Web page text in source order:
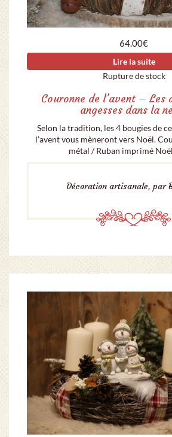
64.00€
Lire la suite
Rupture de stock
Couronne de l’avent – Les
angesses dans la
Selon la tradition, les 4 bougies de
l’avent vous mèneront vers Noël.
métal / Ruban imprimé
Décoration artisanale, par